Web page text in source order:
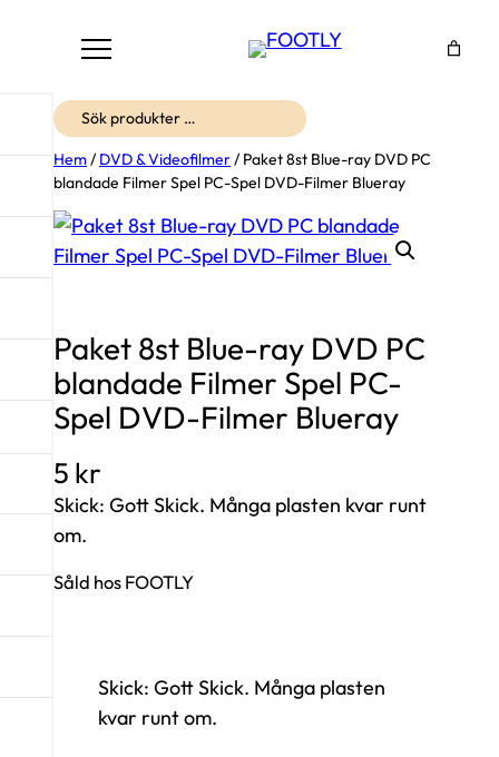
Sök
Hem / DVD & Videofilmer / Paket 8st Blue-ray DVD PC
blandade Filmer Spel PC-Spel DVD-Filmer Blueray
Paket 8st Blue-ray DVD PC
blandade Filmer Spel PC-
Spel DVD-Filmer Blueray
5 kr
Skick: Gott Skick. Många plasten kvar runt
om.
Såld hos FOOTLY
Skick: Gott Skick. Många plasten
kvar runt om.